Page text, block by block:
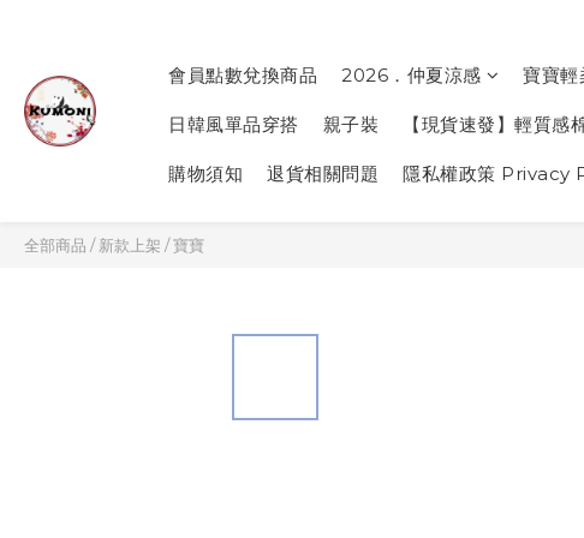
會員點數兌換商品 2026．仲夏涼感 寶寶輕
日韓風單品穿搭 親子裝 【現貨速發】輕質感
購物須知 退貨相關問題 隱私權政策 Privacy
全部商品 /新款上架 /寶寶